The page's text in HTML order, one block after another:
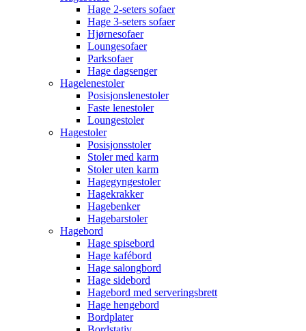
Hage 2-seters sofaer
Hage 3-seters sofaer
Hjørnesofaer
Loungesofaer
Parksofaer
Hage dagsenger
Hagelenestoler
Posisjonslenestoler
Faste lenestoler
Loungestoler
Hagestoler
Posisjonsstoler
Stoler med karm
Stoler uten karm
Hagegyngestoler
Hagekrakker
Hagebenker
Hagebarstoler
Hagebord
Hage spisebord
Hage kafébord
Hage salongbord
Hage sidebord
Hagebord med serveringsbrett
Hage hengebord
Bordplater